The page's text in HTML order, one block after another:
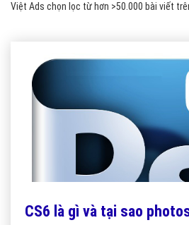
Việt Ads chọn lọc từ hơn >50.000 bài viết
CS6 là gì và tại sao